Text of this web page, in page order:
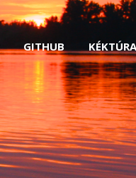
GITHUB KÉKTÚRA